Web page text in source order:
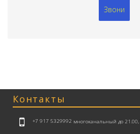
Звони
Контакты
+7 917 5329992 многоканальный до 21.00,